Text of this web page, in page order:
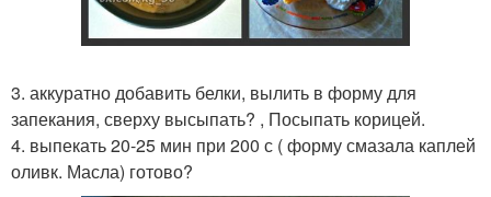
3. аккуратно добавить белки, вылить в форму для
запекания, сверху высыпать? , Посыпать корицей.
4. выпекать 20-25 мин при 200 с ( форму смазала каплей
оливк. Масла) готово?